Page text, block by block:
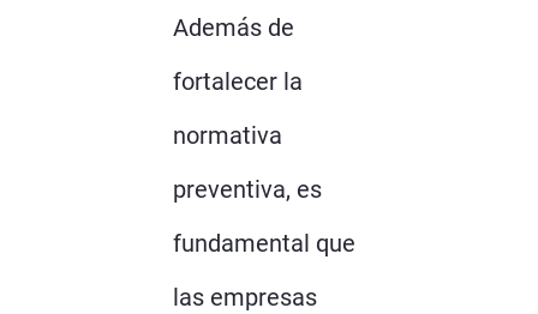
Además de
fortalecer la
normativa
preventiva, es
fundamental que
las empresas